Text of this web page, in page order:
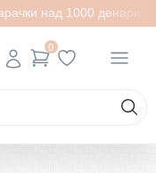
над 1000 денари
0